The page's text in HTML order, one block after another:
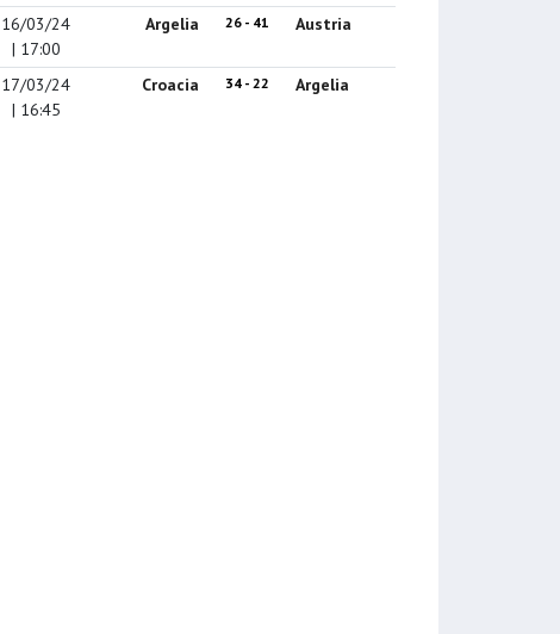
16/03/24
| 17:00
Argelia 26 - 41 Austria
17/03/24
| 16:45
Croacia 34 - 22 Argelia